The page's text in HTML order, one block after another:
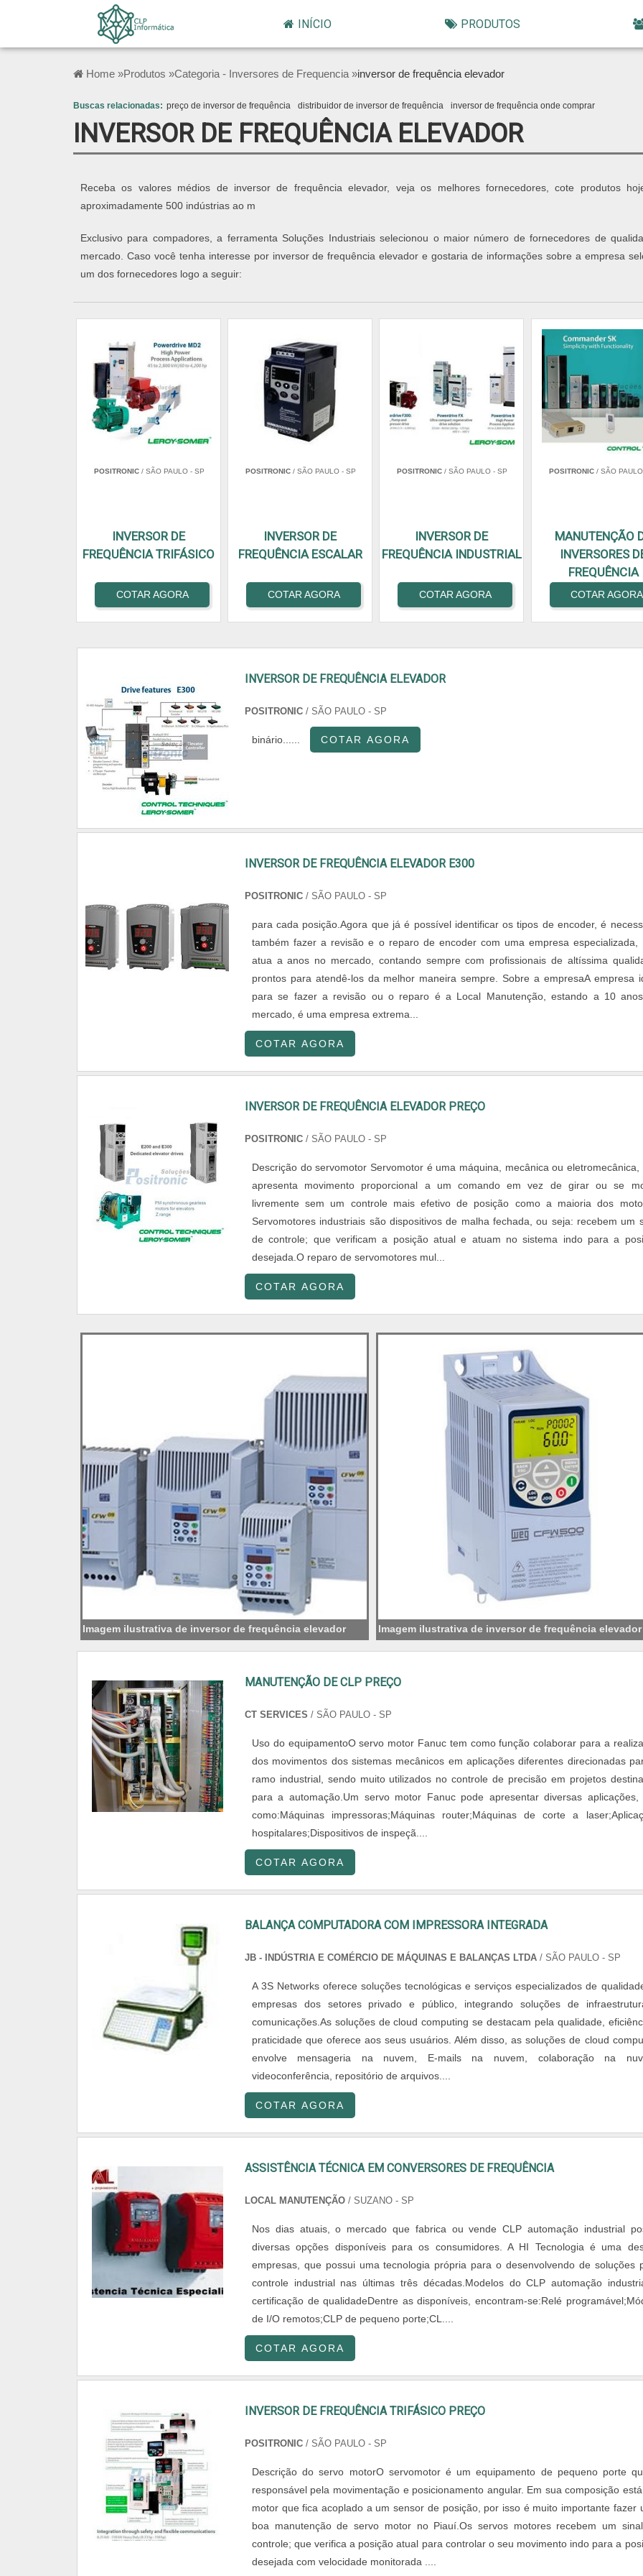
INÍCIO PRODUTOS
Home »Produtos »Categoria - Inversores de Frequencia »inversor de frequência elevador
Buscas relacionadas: preço de inversor de frequência distribuidor de inversor de frequência inversor de frequência onde comprar
INVERSOR DE FREQUÊNCIA ELEVADOR
Receba os valores médios de inversor de frequência elevador, veja os melhores fornecedores, cote produtos
aproximadamente 500 indústrias ao m
Exclusivo para compadores, a ferramenta Soluções Industriais selecionou o maior número de fornecedores de
mercado. Caso você tenha interesse por inversor de frequência elevador e gostaria de informações sobre a empresa
um dos fornecedores logo a seguir:
POSITRONIC / SÃO PAULO - SP
INVERSOR DE
FREQUÊNCIA TRIFÁSICO
COTAR AGORA
POSITRONIC / SÃO PAULO - SP
INVERSOR DE
FREQUÊNCIA ESCALAR
COTAR AGORA
POSITRONIC / SÃO PAULO - SP
INVERSOR DE
FREQUÊNCIA INDUSTRIAL
COTAR AGORA
POSITRONIC/ SÃO
MANUTENÇÃO
INVERSORES
FREQUÊNCIA
COTAR AGORA
INVERSOR DE FREQUÊNCIA ELEVADOR
POSITRONIC / SÃO PAULO - SP
binário...... COTAR AGORA
INVERSOR DE FREQUÊNCIA ELEVADOR E300
POSITRONIC / SÃO PAULO - SP
para cada posição.Agora que já é possível identificar os tipos de encoder, é
também fazer a revisão e o reparo de encoder com uma empresa especializada,
atua a anos no mercado, contando sempre com profissionais de altíssima
prontos para atendê-los da melhor maneira sempre. Sobre a empresaA empresa
para se fazer a revisão ou o reparo é a Local Manutenção, estando a 10
mercado, é uma empresa extrema...
COTAR AGORA
INVERSOR DE FREQUÊNCIA ELEVADOR PREÇO
POSITRONIC / SÃO PAULO - SP
Descrição do servomotor Servomotor é uma máquina, mecânica ou eletromecânica,
apresenta movimento proporcional a um comando em vez de girar ou se
livremente sem um controle mais efetivo de posição como a maioria dos
Servomotores industriais são dispositivos de malha fechada, ou seja: recebem um
de controle; que verificam a posição atual e atuam no sistema indo para a
desejada.O reparo de servomotores mul...
COTAR AGORA
Imagem ilustrativa de inversor de frequência elevador Imagem ilustrativa de inversor de frequência elevador
MANUTENÇÃO DE CLP PREÇO
CT SERVICES / SÃO PAULO - SP
Uso do equipamentoO servo motor Fanuc tem como função colaborar para a
dos movimentos dos sistemas mecânicos em aplicações diferentes direcionadas
ramo industrial, sendo muito utilizados no controle de precisão em projetos
para a automação.Um servo motor Fanuc pode apresentar diversas aplicações,
como:Máquinas impressoras;Máquinas router;Máquinas de corte a
hospitalares;Dispositivos de inspeçã....
COTAR AGORA
BALANÇA COMPUTADORA COM IMPRESSORA INTEGRADA
JB - INDÚSTRIA E COMÉRCIO DE MÁQUINAS E BALANÇAS LTDA/ SÃO PAULO - SP
A 3S Networks oferece soluções tecnológicas e serviços especializados de
empresas dos setores privado e público, integrando soluções de
comunicações.As soluções de cloud computing se destacam pela qualidade,
praticidade que oferece aos seus usuários. Além disso, as soluções de cloud
envolve mensageria na nuvem, E-mails na nuvem, colaboração na
videoconferência, repositório de arquivos....
COTAR AGORA
ASSISTÊNCIA TÉCNICA EM CONVERSORES DE FREQUÊNCIA
LOCAL MANUTENÇÃO/ SUZANO - SP
Nos dias atuais, o mercado que fabrica ou vende CLP automação industrial
diversas opções disponíveis para os consumidores. A HI Tecnologia é uma
empresas, que possui uma tecnologia própria para o desenvolvendo de soluções
controle industrial nas últimas três décadas.Modelos do CLP automação
certificação de qualidadeDentre as disponíveis, encontram-se:Relé
de I/O remotos;CLP de pequeno porte;CL....
COTAR AGORA
INVERSOR DE FREQUÊNCIA TRIFÁSICO PREÇO
POSITRONIC/ SÃO PAULO - SP
Descrição do servo motorO servomotor é um equipamento de pequeno porte
responsável pela movimentação e posicionamento angular. Em sua composição
motor que fica acoplado a um sensor de posição, por isso é muito importante fazer
boa manutenção de servo motor no Piauí.Os servos motores recebem um
controle; que verifica a posição atual para controlar o seu movimento indo para a
desejada com velocidade monitorada ....